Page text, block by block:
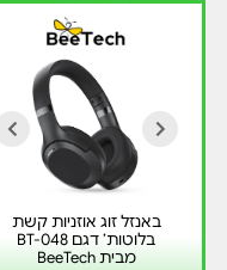
באנזל זוג אוזניות קשת
בלוטות’ דגם BT-048
מבית BeeTech